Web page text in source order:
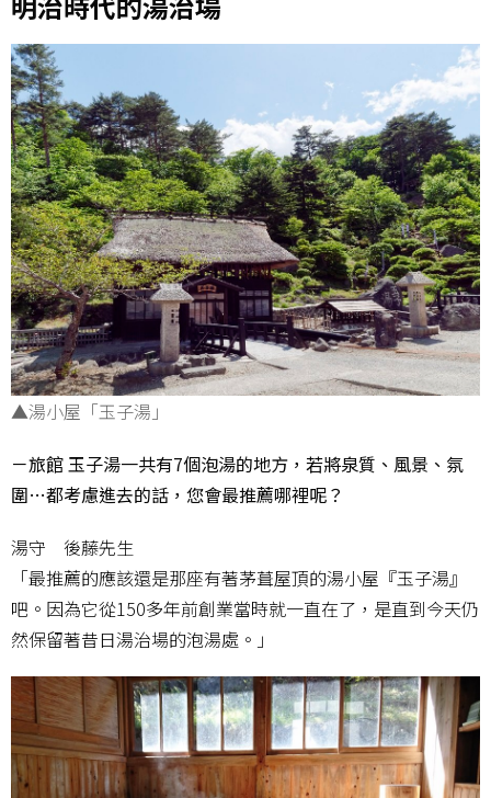
▲湯小屋「玉子湯」
－旅館 玉子湯一共有7個泡湯的地方，若將泉質、風景、氛
圍…都考慮進去的話，您會最推薦哪裡呢？
湯守 後藤先生
「最推薦的應該還是那座有著茅葺屋頂的湯小屋『玉子湯』
吧。因為它從150多年前創業當時就一直在了，是直到今天仍
然保留著昔日湯治場的泡湯處。」